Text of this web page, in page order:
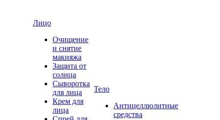
Лицо
Очищение
и снятие
макияжа
Защита от
солнца
Сыворотка
для лица
Крем для
лица
Тело
Антицеллюлитные
средства